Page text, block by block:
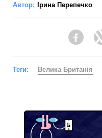
Автор: Ірина Перепечко
Теги: Велика Британія